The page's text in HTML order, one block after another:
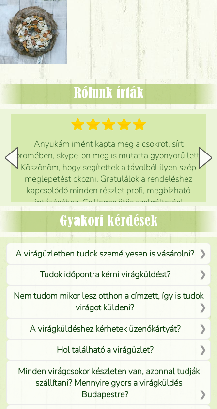
Rólunk írták
Anyukám imént kapta meg a csokrot, sírt
örömében, skype-on meg is mutatta gyönyörű lett.
Köszönöm, hogy segítettek a távolból ilyen szép
meglepetést okozni. Gratulálok a rendeléshez
kapcsolódó minden részlet profi, megbízható
intézéséhez. Csillagos ötös szolgáltatás!
Mónika
Gyakori kérdések
A virágüzletben tudok személyesen is vásárolni?
Tudok időpontra kérni virágküldést?
Nem tudom mikor lesz otthon a címzett, így is tudok
virágot küldeni?
A virágküldéshez kérhetek üzenőkártyát?
Hol található a virágüzlet?
Minden virágcsokor készleten van, azonnal tudják
szállítani? Mennyire gyors a virágküldés
Budapestre?